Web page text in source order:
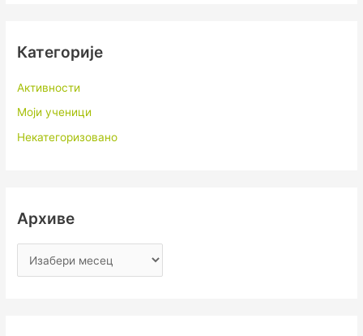
Категорије
Активности
Моји ученици
Некатегоризовано
Архиве